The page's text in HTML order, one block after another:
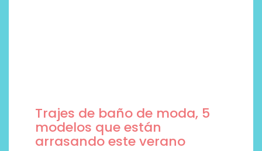
Trajes de baño de moda, 5
modelos que están
arrasando este verano